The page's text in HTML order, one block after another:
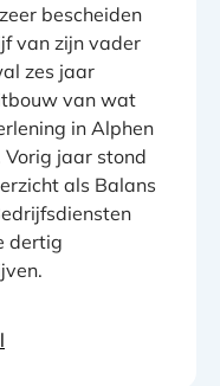
bescheiden
van zijn vader
zes jaar
van wat
in Alphen
jaar stond
als Balans
dertig